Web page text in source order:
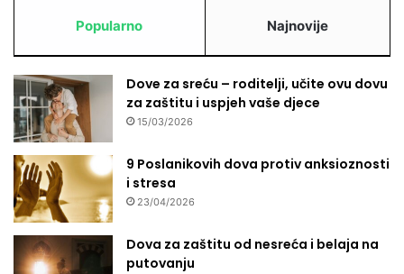
Popularno Najnovije
Dove za sreću – roditelji, učite ovu dovu
za zaštitu i uspjeh vaše djece
15/03/2026
9 Poslanikovih dova protiv anksioznosti
i stresa
23/04/2026
Dova za zaštitu od nesreća i belaja na
putovanju